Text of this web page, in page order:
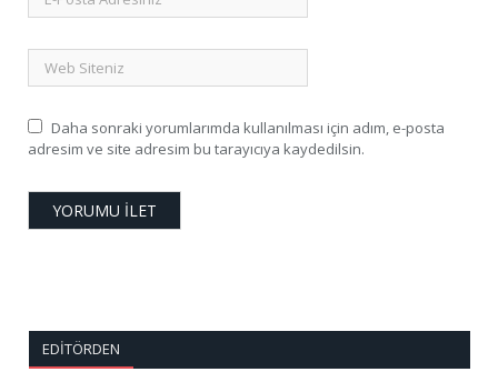
Daha sonraki yorumlarımda kullanılması için adım, e-posta
adresim ve site adresim bu tarayıcıya kaydedilsin.
EDITÖRDEN